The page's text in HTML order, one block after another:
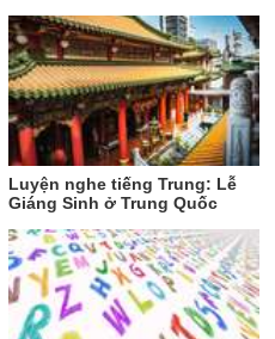
Luyện nghe tiếng Trung: Lễ
Giáng Sinh ở Trung Quốc